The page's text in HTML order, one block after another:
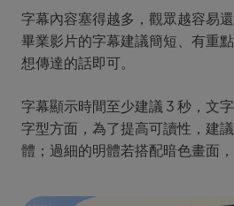
字幕內容塞得越多，觀眾越容易
畢業影片的字幕建議簡短、有重
想傳達的話即可。
字幕顯示時間至少建議 3 秒，文
字型方面，為了提高可讀性，建
體；過細的明體若搭配暗色畫面